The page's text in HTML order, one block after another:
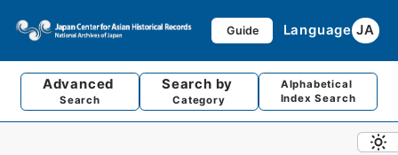
Guide Language JA
Advanced
Search
Search by
Category
Alphabetical
Index Search